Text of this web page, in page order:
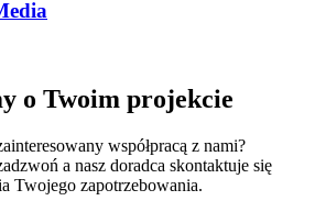
o Twoim projekcie
współpracą z nami?
a nasz doradca skontaktuje się
Twojego zapotrzebowania.